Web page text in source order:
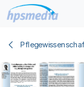
Zum Inhalt springen